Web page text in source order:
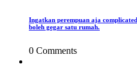
Ingatkan perempuan aja
boleh gegar satu rumah.
0 Comments